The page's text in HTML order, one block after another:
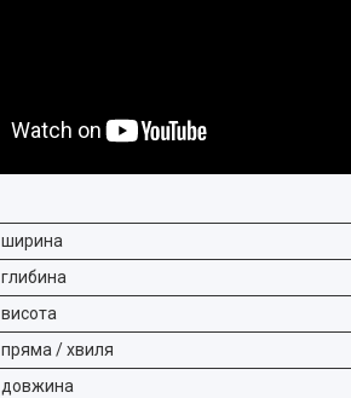
ширина
глибина
висота
пряма / хвиля
довжина